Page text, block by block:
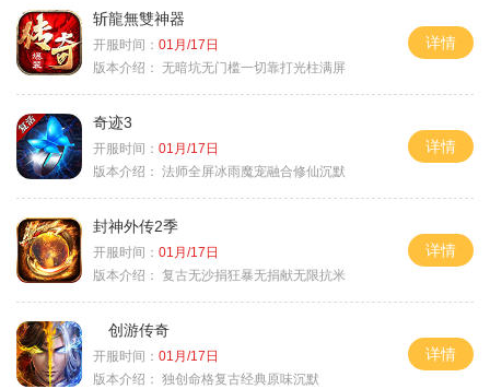
斩龍無雙神器
开服时间： 01月/17日
版本介绍： 无暗坑无门槛一切靠打光柱满屏
详情
奇迹3
开服时间： 01月/17日
版本介绍： 法师全屏冰雨魔宠融合修仙沉默
详情
封神外传2季
开服时间： 01月/17日
版本介绍： 复古无沙捐狂暴无捐献无限抗米
详情
创游传奇
开服时间： 01月/17日
版本介绍： 独创命格复古经典原味沉默
详情